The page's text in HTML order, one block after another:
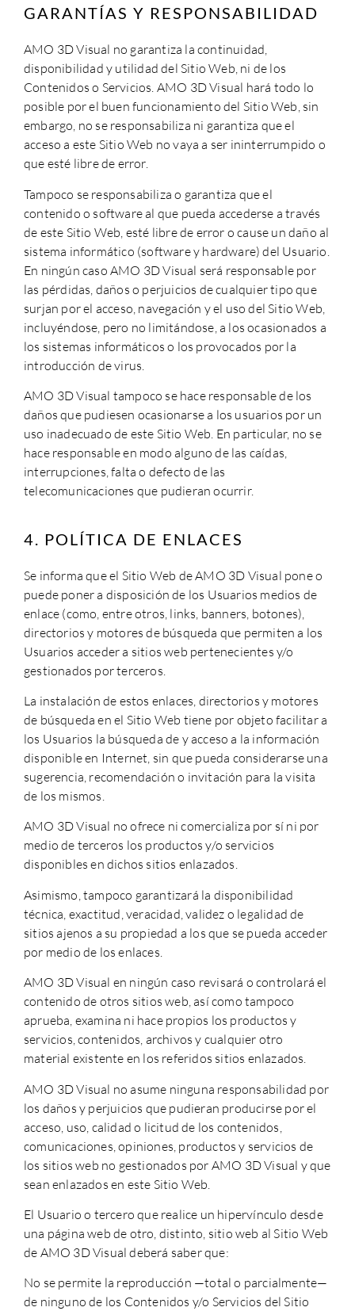
GARANTÍAS Y RESPONSABILIDAD
AMO 3D Visual no garantiza la continuidad,
disponibilidad y utilidad del Sitio Web, ni de los
Contenidos o Servicios. AMO 3D Visual hará todo lo
posible por el buen funcionamiento del Sitio Web, sin
embargo, no se responsabiliza ni garantiza que el
acceso a este Sitio Web no vaya a ser ininterrumpido o
que esté libre de error.
Tampoco se responsabiliza o garantiza que el
contenido o software al que pueda accederse a través
de este Sitio Web, esté libre de error o cause un daño al
sistema informático (software y hardware) del Usuario.
En ningún caso AMO 3D Visual será responsable por
las pérdidas, daños o perjuicios de cualquier tipo que
surjan por el acceso, navegación y el uso del Sitio Web,
incluyéndose, pero no limitándose, a los ocasionados a
los sistemas informáticos o los provocados por la
introducción de virus.
AMO 3D Visual tampoco se hace responsable de los
daños que pudiesen ocasionarse a los usuarios por un
uso inadecuado de este Sitio Web. En particular, no se
hace responsable en modo alguno de las caídas,
interrupciones, falta o defecto de las
telecomunicaciones que pudieran ocurrir.
4. POLÍTICA DE ENLACES
Se informa que el Sitio Web deAMO 3D Visual pone o
puede poner a disposición de los Usuarios medios de
enlace (como, entre otros, links, banners, botones),
directorios y motores de búsqueda que permiten a los
Usuarios acceder a sitios web pertenecientes y/o
gestionados por terceros.
La instalación de estos enlaces, directorios y motores
de búsqueda en el Sitio Web tiene por objeto facilitar a
los Usuarios la búsqueda de y acceso a la información
disponible en Internet, sin que pueda considerarse una
sugerencia, recomendación o invitación para la visita
de los mismos.
AMO 3D Visual no ofrece ni comercializa por sí ni por
medio de terceros los productos y/o servicios
disponibles en dichos sitios enlazados.
Asimismo, tampoco garantizará la disponibilidad
técnica, exactitud, veracidad, validez o legalidad de
sitios ajenos a su propiedad a los que se pueda acceder
por medio de los enlaces.
AMO 3D Visual en ningún caso revisará o controlará el
contenido de otros sitios web, así como tampoco
aprueba, examina ni hace propios los productos y
servicios, contenidos, archivos y cualquier otro
material existente en los referidos sitios enlazados.
AMO 3D Visual no asume ninguna responsabilidad por
los daños y perjuicios que pudieran producirse por el
acceso, uso, calidad o licitud de los contenidos,
comunicaciones, opiniones, productos y servicios de
los sitios web no gestionados por AMO 3D Visual y que
sean enlazados en este Sitio Web.
El Usuario o tercero que realice un hipervínculo desde
una página web de otro, distinto, sitio web al Sitio Web
de AMO 3D Visual deberá saber que:
No se permite la reproducción —total o parcialmente—
de ninguno de los Contenidos y/o Servicios del Sitio